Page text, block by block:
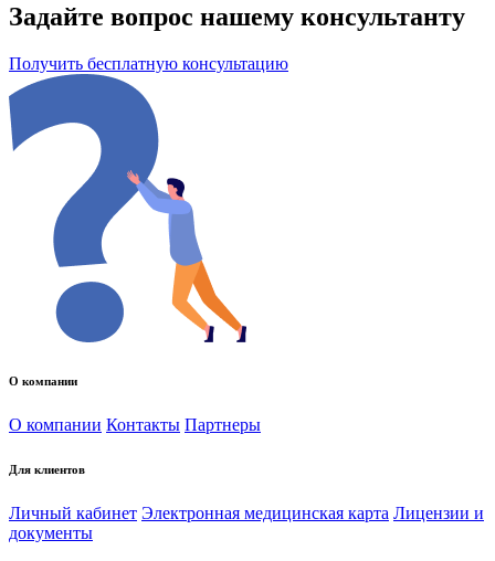
Задайте вопрос нашему консультанту
Получить бесплатную консультацию
О компании
О компании Контакты Партнеры
Для клиентов
Личный кабинет Электронная медицинская карта Лицензии и
документы